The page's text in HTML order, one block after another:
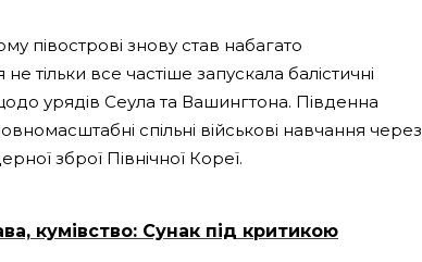
півострові знову став набагато
тільки все частіше запускала балістичні
урядів Сеула та Вашингтона. Південна
спільні військові навчання через
зброї Північної Кореї.
кумівство: Сунак під критикою